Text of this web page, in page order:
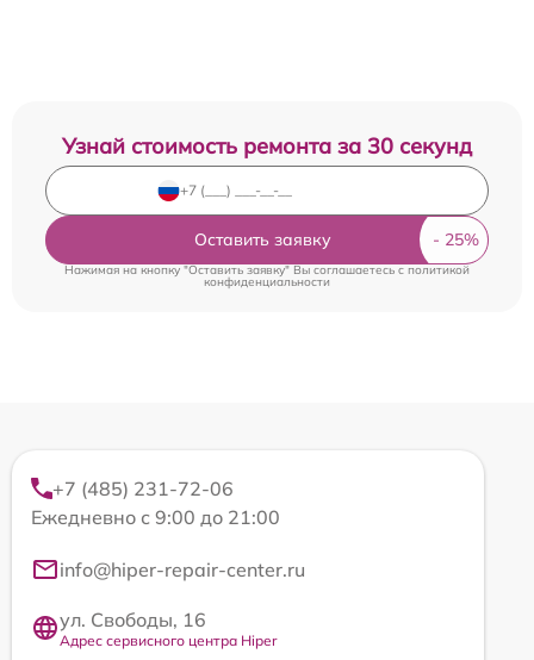
Узнай стоимость ремонта за 30 секунд
Оставить заявку
Нажимая на кнопку "Оставить заявку" Вы соглашаетесь cполитикой
конфиденциальности
+7 (485) 231-72-06
Ежедневно с 9:00 до 21:00
info@hiper-repair-center.ru
ул. Свободы, 16
Адрес сервисного центра Hiper